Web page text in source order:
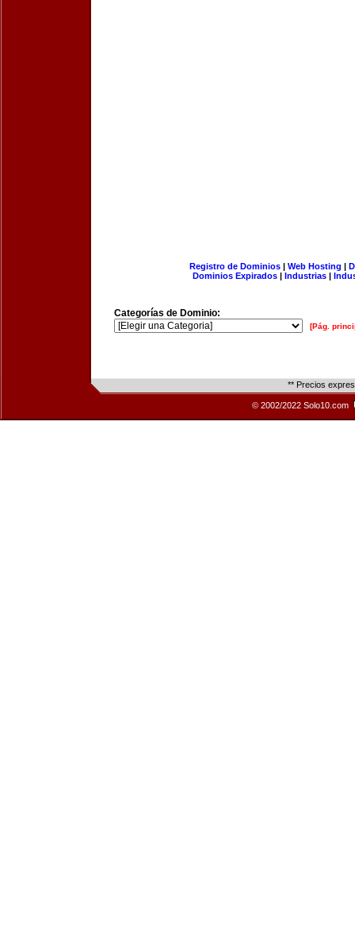
Registro de Dominios| Web Hosting |
Dominios Expirados | Industrias |
Categorías de Dominio:
[Pág.
** Precios
© 2002/2022 Solo10.com